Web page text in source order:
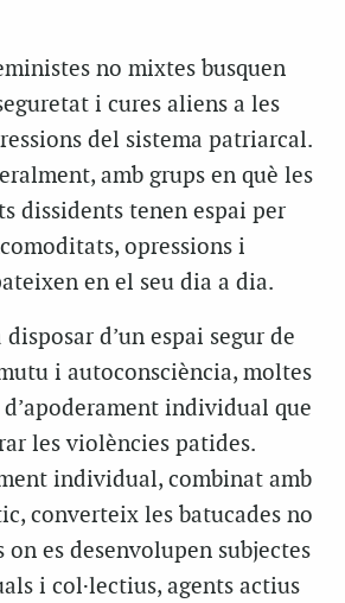
no mixtes busquen
i cures aliens a les
del sistema patriarcal.
amb grups en què les
dissidents tenen espai per
opressions i
en el seu dia a dia.
d’un espai segur de
i autoconsciència, moltes
individual que
les violències patides.
individual, combinat amb
converteix les batucades no
on es desenvolupen subjectes
i col·lectius, agents actius